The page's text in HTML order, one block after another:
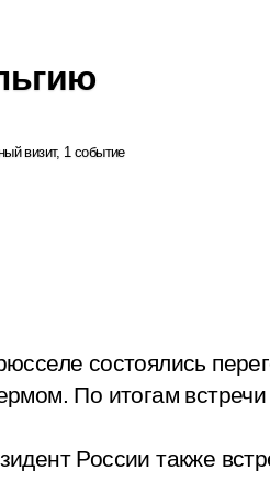
визит, 1 событие
состоялись
По итогам
России также